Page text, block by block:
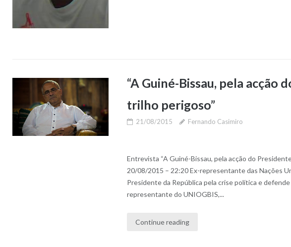
“A Guiné-Bissau, pela acção
trilho perigoso”
21/08/2015 Fernando Casimiro
Entrevista “A Guiné-Bissau, pela acção do
20/08/2015 – 22:20 Ex-representante das Nações
Presidente da República pela crise política e
representante do UNIOGBIS,...
Continue reading